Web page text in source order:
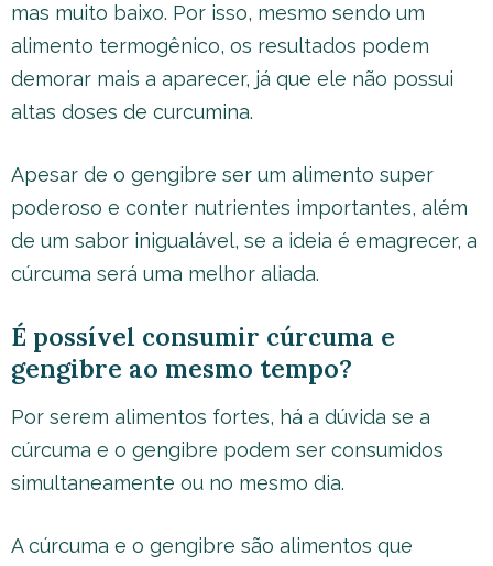
mas muito baixo. Por isso, mesmo sendo um
alimento termogênico, os resultados podem
demorar mais a aparecer, já que ele não possui
altas doses de curcumina.
Apesar de o gengibre ser um alimento super
poderoso e conter nutrientes importantes, além
de um sabor inigualável, se a ideia é emagrecer, a
cúrcuma será uma melhor aliada.
É possível consumir cúrcuma e
gengibre ao mesmo tempo?
Por serem alimentos fortes, há a dúvida se a
cúrcuma e o gengibre podem ser consumidos
simultaneamente ou no mesmo dia.
A cúrcuma e o gengibre são alimentos que